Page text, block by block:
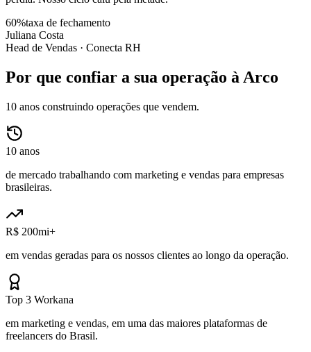
60%taxa de fechamento
Juliana Costa
Head de Vendas · Conecta RH
Por que confiar a sua operação à Arco
10 anos construindo operações que vendem.
10 anos
de mercado trabalhando com marketing e vendas para empresas
brasileiras.
R$ 200mi+
em vendas geradas para os nossos clientes ao longo da operação.
Top 3 Workana
em marketing e vendas, em uma das maiores plataformas de
freelancers do Brasil.